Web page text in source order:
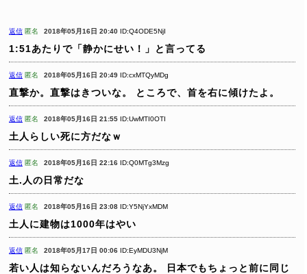
返信 匿名 2018年05月16日 20:40 ID:Q4ODE5NjI
1:51あたりで「静かにせい！」と言ってる
返信 匿名 2018年05月16日 20:49 ID:cxMTQyMDg
直撃か。直撃はきついな。 ところで、首を右に傾けたよ。
返信 匿名 2018年05月16日 21:55 ID:UwMTI0OTI
土人らしい死に方だなｗ
返信 匿名 2018年05月16日 22:16 ID:Q0MTg3Mzg
土.人の日常だな
返信 匿名 2018年05月16日 23:08 ID:Y5NjYxMDM
土人に建物は1000年はやい
返信 匿名 2018年05月17日 00:06 ID:EyMDU3NjM
若い人は知らないんだろうなあ。
日本でもちょっと前に同じ